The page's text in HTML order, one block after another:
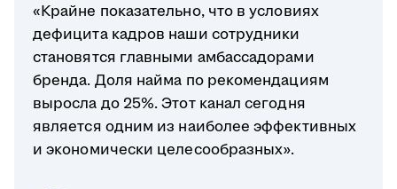
«Крайне показательно, что в условиях
дефицита кадров наши сотрудники
становятся главными амбассадорами
бренда. Доля найма по рекомендациям
выросла до 25%. Этот канал сегодня
является одним из наиболее эффективных
и экономически целесообразных».